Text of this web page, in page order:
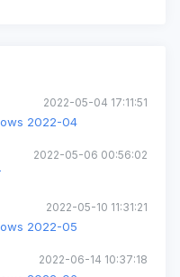
2022-05-04 17:11:51
2022-04
2022-05-06 00:56:02
2022-05-10 11:31:21
2022-05
2022-06-14 10:37:18